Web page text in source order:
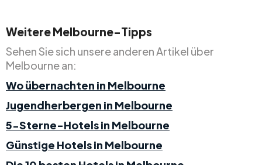
Weitere Melbourne-Tipps
Sehen Sie sich unsere anderen Artikel über
Melbourne an:
Wo übernachten in Melbourne
Jugendherbergen in Melbourne
5-Sterne-Hotels in Melbourne
Günstige Hotels in Melbourne